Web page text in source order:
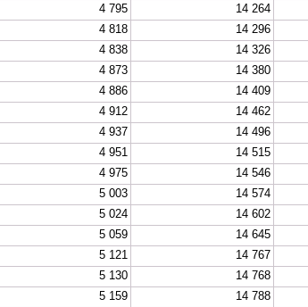
4 795 14 264
4 818 14 296
4 838 14 326
4 873 14 380
4 886 14 409
4 912 14 462
4 937 14 496
4 951 14 515
4 975 14 546
5 003 14 574
5 024 14 602
5 059 14 645
5 121 14 767
5 130 14 768
5 159 14 788